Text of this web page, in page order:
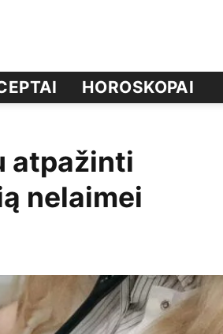
HOROSKOPAI
atpažinti
nelaimei